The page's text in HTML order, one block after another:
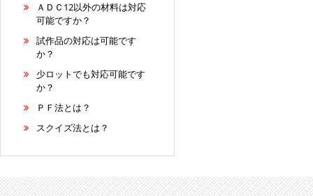
ＡＤＣ12以外の材料は対応
可能ですか？
試作品の対応は可能です
か？
少ロットでも対応可能です
か？
ＰＦ法とは？
スクイズ法とは？